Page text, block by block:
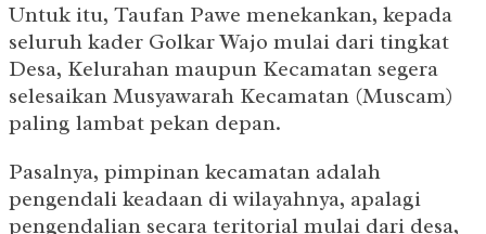
Untuk itu, Taufan Pawe menekankan, kepada
seluruh kader Golkar Wajo mulai dari tingkat
Desa, Kelurahan maupun Kecamatan segera
selesaikan Musyawarah Kecamatan (Muscam)
paling lambat pekan depan.
Pasalnya, pimpinan kecamatan adalah
pengendali keadaan di wilayahnya, apalagi
pengendalian secara teritorial mulai dari desa,